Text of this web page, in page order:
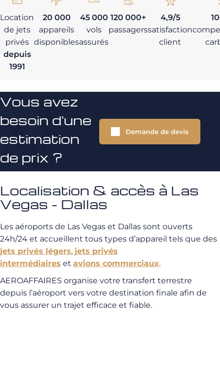
Location
de jets
privés
depuis
1991
20 000
appareils
disponibles
45 000
vols
assurés
120 000+
passagers
4,9/5
satisfaction
client
Vous avez
besoin d'une
estimation
de prix ?
Demande de devis
Localisation & accès à Las
Vegas - Dallas
Les aéroports de Las Vegas et Dallas sont ouverts
24h/24 et accueillent tous types d’appareil tels que des
jets privés légers, jets privés
intermédiaires et avions commerciaux.
AEROAFFAIRES organise votre transfert terrestre
depuis l’aéroport vers votre destination finale afin de
vous assurer un trajet efficace et fiable.